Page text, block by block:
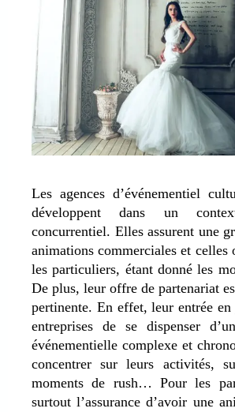
Les agences d’événementiel
développent dans un
concurrentiel. Elles assurent une
animations commerciales et celles
les particuliers, étant donné les
De plus, leur offre de partenariat
pertinente. En effet, leur entrée
entreprises de se dispenser
événementielle complexe et
concentrer sur leurs activités,
moments de rush… Pour les
surtout l’assurance d’avoir une